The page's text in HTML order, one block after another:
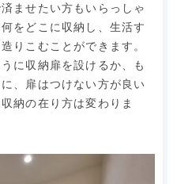
ませたい方もいらっしゃ
をどこに収納し、生活す
りこむことができます。
に収納扉を設けるか、も
、扉はつけない方が良い
納の在り方は変わりま